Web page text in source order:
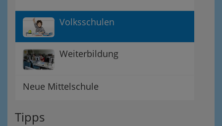
Volksschulen
Weiterbildung
Neue Mittelschule
Tipps